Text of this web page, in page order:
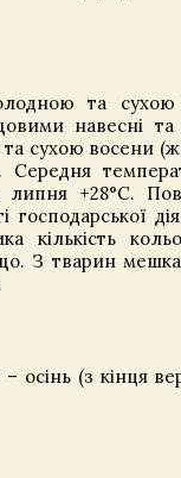
та
навесні та
сухою восени
Середня
липня +28°С.
господарської
кількість
З тварин
осінь (з кінця